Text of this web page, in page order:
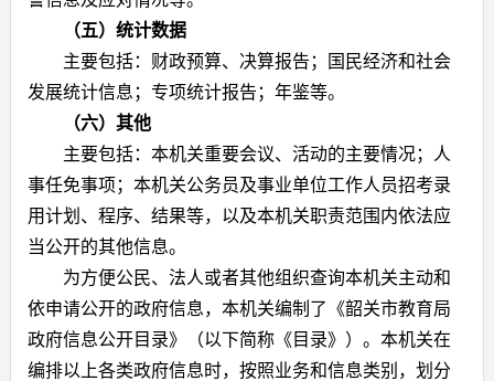
（五）统计数据
主要包括：财政预算、决算报告；国民经济和社会
发展统计信息；专项统计报告；年鉴等。
（六）其他
主要包括：本机关重要会议、活动的主要情况；人
事任免事项；本机关公务员及事业单位工作人员招考录
用计划、程序、结果等，以及本机关职责范围内依法应
当公开的其他信息。
为方便公民、法人或者其他组织查询本机关主动和
依申请公开的政府信息，本机关编制了《韶关市教育局
政府信息公开目录》（以下简称《目录》）。本机关在
编排以上各类政府信息时，按照业务和信息类别，划分